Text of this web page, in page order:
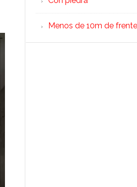
Menos de 10m de frente